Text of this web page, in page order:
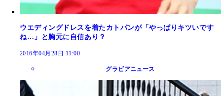
ウエディングドレスを着たカトパンが「やっぱりキツいです
ね…」と胸元に自信あり？
2016年04月28日 11:00
グラビアニュース